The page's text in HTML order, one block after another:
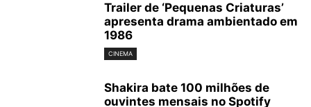
Trailer de ‘Pequenas Criaturas’
apresenta drama ambientado em
1986
CINEMA
Shakira bate 100 milhões de
ouvintes mensais no Spotify